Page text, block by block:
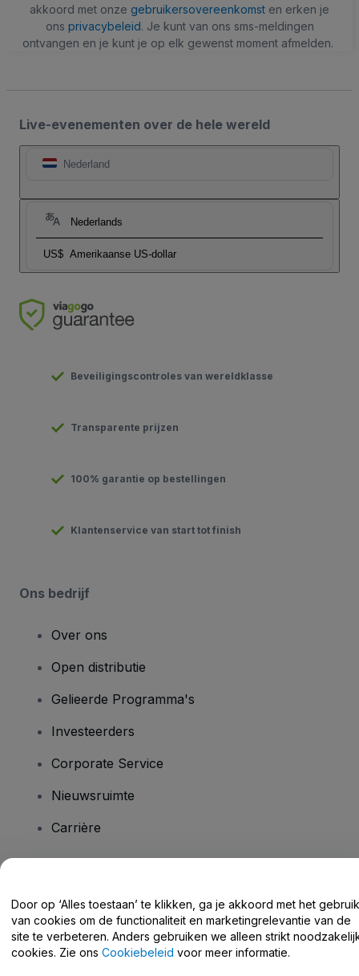
akkoord met onze gebruikersovereenkomst en erken je
ons privacybeleid. Je kunt van ons sms-meldingen
ontvangen en je kunt je op elk gewenst moment afmelden.
Live-evenementen over de hele wereld
Nederland
Nederlands
US$ Amerikaanse US-dollar
Beveiligingscontroles van wereldklasse
Transparente prijzen
100% garantie op bestellingen
Klantenservice van start tot finish
Ons bedrijf
Over ons
Open distributie
Gelieerde Programma's
Investeerders
Corporate Service
Nieuwsruimte
Carrière
Helpcentrum / Neem Contact Met Ons Op
Door op ‘Alles toestaan’ te klikken, ga je akkoord met het gebruik
van cookies om de functionaliteit en marketingrelevantie van de
site te verbeteren. Anders gebruiken we alleen strikt
cookies. Zie ons Cookiebeleid voor meer informatie.